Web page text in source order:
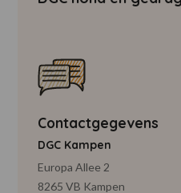
Contactgegevens
DGC Kampen
Europa Allee 2
8265 VB Kampen